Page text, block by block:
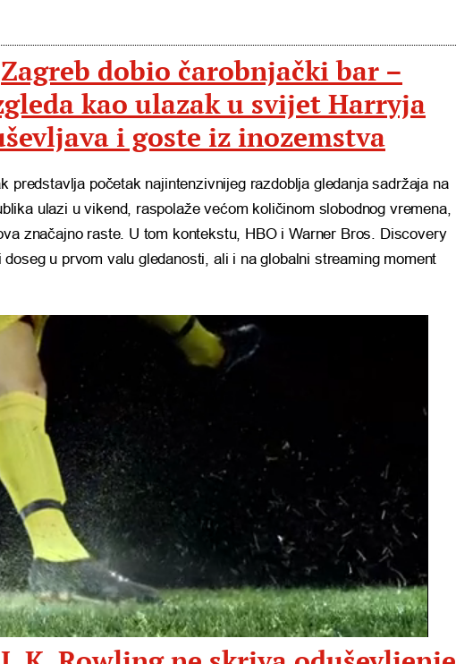
Zagreb dobio čarobnjački bar –
kao ulazak u svijet Harryja
i goste iz inozemstva
predstavlja početak najintenzivnijeg razdoblja gledanja sadržaja na
ulazi u vikend, raspolaže većom količinom slobodnog vremena,
značajno raste. U tom kontekstu, HBO i Warner Bros. Discovery
u prvom valu gledanosti, ali i na globalni streaming moment